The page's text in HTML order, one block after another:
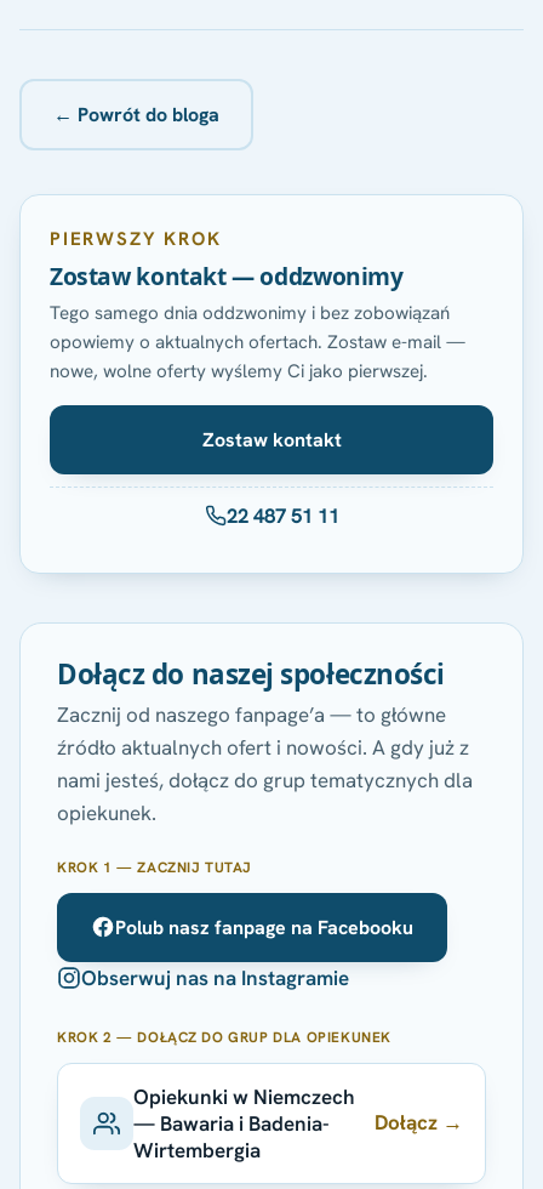
← Powrót do bloga
PIERWSZY KROK
Zostaw kontakt — oddzwonimy
Tego samego dnia oddzwonimy i bez zobowiązań
opowiemy o aktualnych ofertach. Zostaw e-mail —
nowe, wolne oferty wyślemy Ci jako pierwszej.
Zostaw kontakt
22 487 51 11
Dołącz do naszej społeczności
Zacznij od naszego fanpage’a — to główne
źródło aktualnych ofert i nowości. A gdy już z
nami jesteś, dołącz do grup tematycznych dla
opiekunek.
KROK 1 — ZACZNIJ TUTAJ
Polub nasz fanpage na Facebooku
Obserwuj nas na Instagramie
KROK 2 — DOŁĄCZ DO GRUP DLA OPIEKUNEK
Opiekunki w Niemczech
— Bawaria i Badenia-
Wirtembergia
Dołącz →